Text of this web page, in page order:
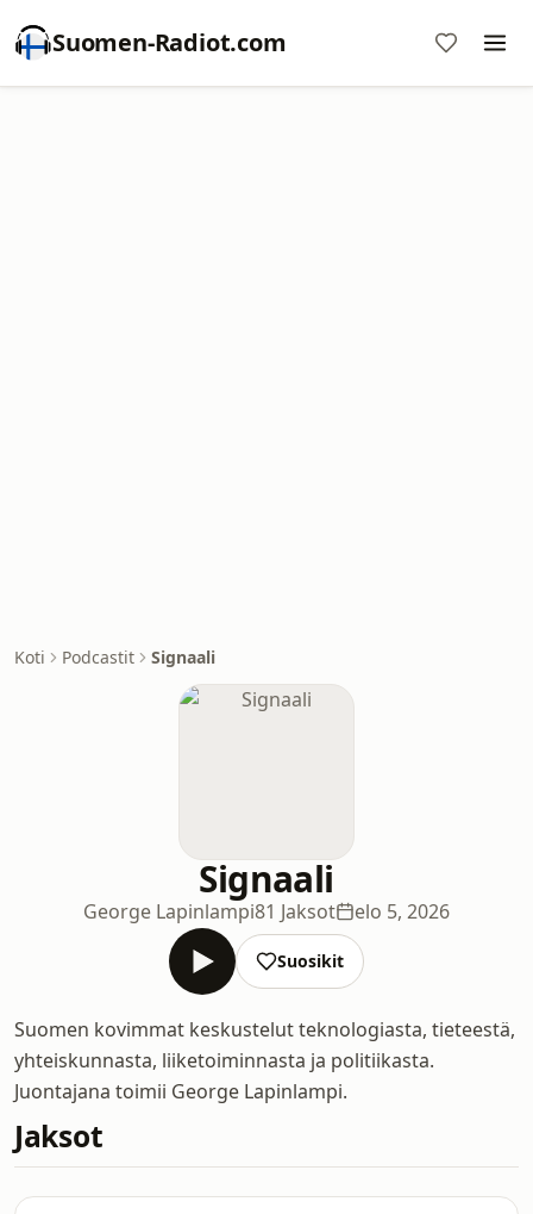
Suomen-Radiot.com
Koti Podcastit Signaali
Signaali
George Lapinlampi81 Jaksot elo 5, 2026
Suosikit
Suomen kovimmat keskustelut teknologiasta, tieteestä,
yhteiskunnasta, liiketoiminnasta ja politiikasta.
Juontajana toimii George Lapinlampi.
Jaksot